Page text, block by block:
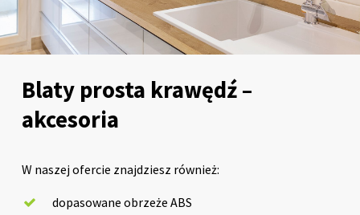
Blaty prosta krawędź –
akcesoria
W naszej ofercie znajdziesz również:
dopasowane obrzeże ABS